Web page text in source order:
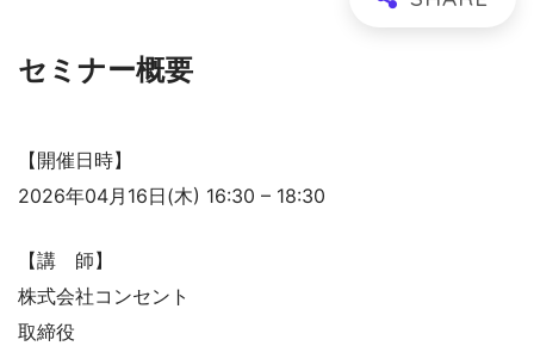
セミナー概要
【開催日時】
2026年04月16日(木) 16:30 – 18:30
【講 師】
株式会社コンセント
取締役